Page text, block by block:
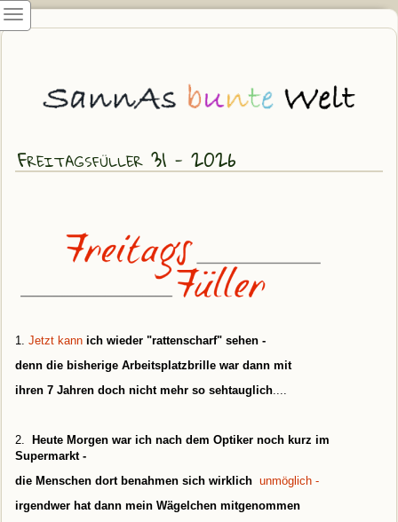
Freitagsfüller 31 - 2026
1. Jetzt kann ich wieder "rattenscharf" sehen -
denn die bisherige Arbeitsplatzbrille war dann mit
ihren 7 Jahren doch nicht mehr so sehtauglich
2.
Heute Morgen war ich nach dem Optiker noch kurz im
Supermarkt -
die Menschen dort benahmen sich wirklich unmöglich -
irgendwer hat dann mein Wägelchen mitgenommen